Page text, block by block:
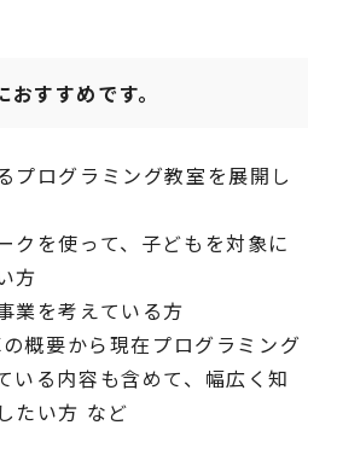
すすめです。
プログラミング教室を展開し
クを使って、子どもを対象に
方
業を考えている方
概要から現在プログラミング
いる内容も含めて、幅広く知
たい方 など